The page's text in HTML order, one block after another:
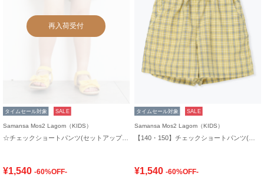
再入荷受付
タイムセール対象 SALE
Samansa Mos2 Lagom（KIDS）
☆チェックショートパンツ(セットアップ可)
¥1,540 -60%OFF-
タイムセール対象 SALE
Samansa Mos2 Lagom（KIDS）
¥1,540 -60%OFF-